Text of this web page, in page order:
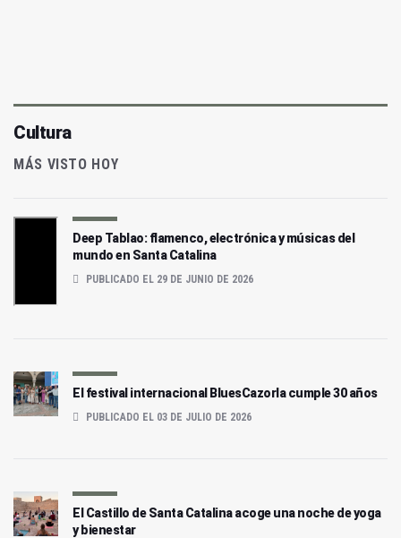
Cultura
MÁS VISTO HOY
Deep Tablao: flamenco, electrónica y músicas del
mundo en Santa Catalina
PUBLICADO EL 29 DE JUNIO DE 2026
El festival internacional BluesCazorla cumple 30 años
PUBLICADO EL 03 DE JULIO DE 2026
El Castillo de Santa Catalina acoge una noche de yoga
y bienestar